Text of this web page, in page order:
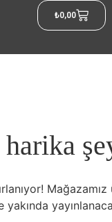
₺0,00
Mağazamız
yakında